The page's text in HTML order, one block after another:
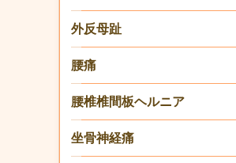
外反母趾
腰痛
腰椎椎間板ヘルニア
坐骨神経痛